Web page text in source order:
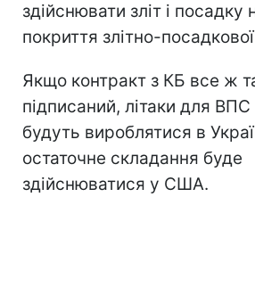
здійснювати зліт і посадку
покриття злітно-
Якщо контракт з КБ все ж
підписаний, літаки для
будуть вироблятися в
остаточне складання буде
здійснюватися у США.